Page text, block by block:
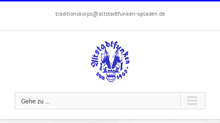
springen
traditionskorps@altstadtfunken-opladen.de
Gehe zu ...